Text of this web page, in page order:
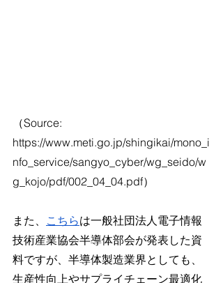
（Source:
https://www.meti.go.jp/shingikai/mono_i
nfo_service/sangyo_cyber/wg_seido/w
g_kojo/pdf/002_04_04.pdf）
また、 こちらは一般社団法人電子情報
技術産業協会半導体部会が発表した資
料ですが、半導体製造業界としても、
生産性向上やサプライチェーン最適化